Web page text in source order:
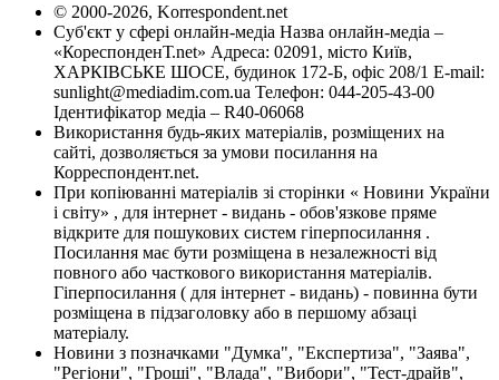
© 2000-2026, Korrespondent.net
Суб'єкт у сфері онлайн-медіа Назва онлайн-медіа –
«КореспонденТ.net» Адреса: 02091, місто Київ,
ХАРКІВСЬКЕ ШОСЕ, будинок 172-Б, офіс 208/1 E-mail:
sunlight@mediadim.com.ua Телефон: 044-205-43-00
Ідентифікатор медіа – R40-06068
Використання будь-яких матеріалів, розміщених на
сайті, дозволяється за умови посилання на
Корреспондент.net.
При копіюванні матеріалів зі сторінки « Новини України
і світу» , для інтернет - видань - обов'язкове пряме
відкрите для пошукових систем гіперпосилання .
Посилання має бути розміщена в незалежності від
повного або часткового використання матеріалів.
Гіперпосилання ( для інтернет - видань) - повинна бути
розміщена в підзаголовку або в першому абзаці
матеріалу.
Новини з позначками "Думка", "Експертиза", "Заява",
"Регіони", "Гроші", "Влада", "Вибори", "Тест-драйв",